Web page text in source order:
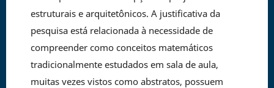
estruturais e arquitetônicos. A justificativa da
pesquisa está relacionada à necessidade de
compreender como conceitos matemáticos
tradicionalmente estudados em sala de aula,
muitas vezes vistos como abstratos, possuem